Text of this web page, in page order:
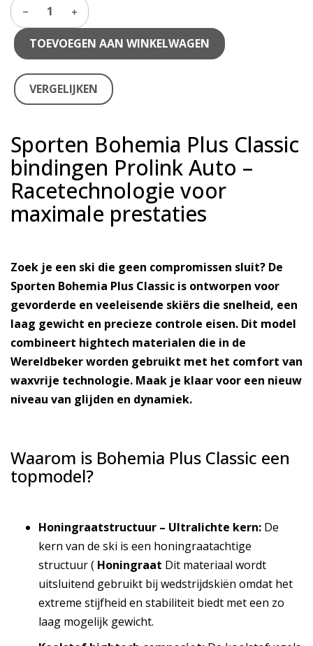
1
TOEVOEGEN AAN WINKELWAGEN
VERGELIJKEN
Sporten Bohemia Plus Classic
bindingen Prolink Auto –
Racetechnologie voor
maximale prestaties
Zoek je een ski die geen compromissen sluit? De
Sporten Bohemia Plus Classic is ontworpen voor
gevorderde en veeleisende skiërs die snelheid, een
laag gewicht en precieze controle eisen. Dit model
combineert hightech materialen die in de
Wereldbeker worden gebruikt met het comfort van
waxvrije technologie. Maak je klaar voor een nieuw
niveau van glijden en dynamiek.
Waarom is Bohemia Plus Classic een
topmodel?
Honingraatstructuur – Ultralichte kern: De
kern van de ski is een honingraatachtige
structuur ( Honingraat Dit materiaal wordt
uitsluitend gebruikt bij wedstrijdskiën omdat het
extreme stijfheid en stabiliteit biedt met een zo
laag mogelijk gewicht.